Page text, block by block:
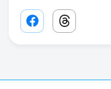
Facebook share
Threads